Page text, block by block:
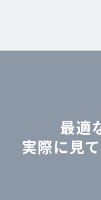
最適
実際に見